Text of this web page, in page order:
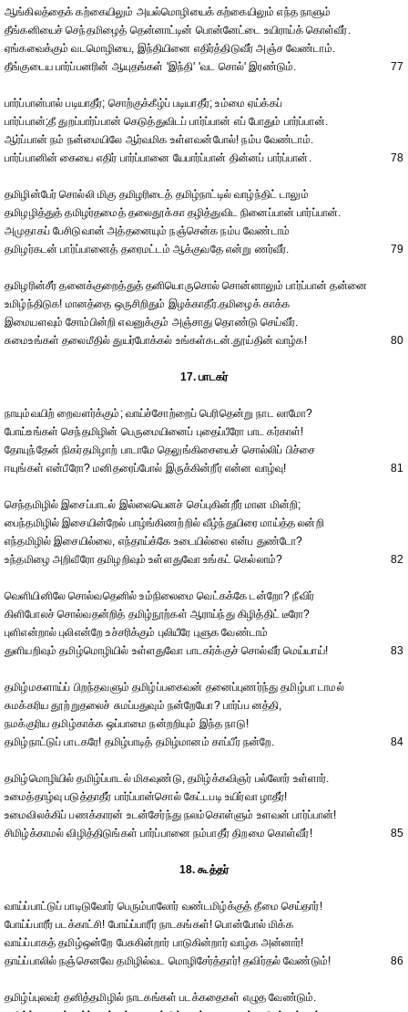
ஆங்கிலத்தைக் கற்கையிலும் அயல்மொழியைக் கற்கையிலும் எந்த நாளும்
தீங்கனியைச் செந்தமிழைத் தென்னாட்டின் பொன்னேட்டை உயிராய்க் கொள்வீர்.
ஏங்கவைக்கும் வடமொழியை, இந்தியினை எதிர்த்திடுவீர் அஞ்ச வேண்டாம்.
தீங்குடைய பார்ப்பனரின் ஆயுதங்கள் 'இந்தி' 'வட சொல்' இரண்டும்.
77
பார்ப்பான்பால் படியாதீர்; சொற்குக்கீழ்ப் படியாதீர்; உம்மை ஏய்க்கப்
பார்ப்பான்;தீ துறப்பார்ப்பான் கெடுத்துவிடப் பார்ப்பான் எப் போதும் பார்ப்பான்.
ஆர்ப்பான் நம் நன்மையிலே ஆர்வமிக உள்ளவன்போல்! நம்ப வேண்டாம்.
பார்ப்பானின் கையை எதிர் பார்ப்பானை யேபார்ப்பான் தின்னப் பார்ப்பான்.
78
தமிழின்பேர் சொல்லி மிகு தமிழரிடைத் தமிழ்நாட்டில் வாழ்ந்திட் டாலும்
தமிழழித்துத் தமிழர்தமைத் தலைதூக்கா தழித்துவிட நினைப்பான் பார்ப்பான்.
அமுதாகப் பேசிடுவான் அத்தனையும் நஞ்சென்க நம்ப வேண்டாம்
தமிழர்கடன் பார்ப்பானைத் தரைமட்டம் ஆக்குவதே என்று ணர்வீர்.
79
தமிழரின்சீர் தனைக்குறைத்துத் தனியொருசொல் சொன்னாலும் பார்ப்பான் தன்னை
உமிழ்ந்திடுக! மானத்தை ஒருசிறிதும் இழக்காதீர்.தமிழைக் காக்க
இமையளவும் சோம்பின்றி எவனுக்கும் அஞ்சாது தொண்டு செய்வீர்.
சுமைஉங்கள் தலைமீதில் துயர்போக்கல் உங்கள்கடன்.தூய்தின் வாழ்க!
80
17. பாடகர்
நாயும்வயிற் றைவளர்க்கும்; வாய்ச்சோற்றைப் பெரிதென்று நாட லாமோ?
போய்உங்கள் செந்தமிழின் பெருமையினைப் புதைப்பீரோ பாட கர்காள்!
தோயுந்தேன் நிகர்தமிழாற் பாடாமே தெலுங்கிசையைச் சொல்லிப் பிச்சை
ஈயுங்கள் என்பீரோ? மனிதரைப்போல் இருக்கின்றீர் என்ன வாழ்வு!
81
செந்தமிழில் இசைப்பாடல் இல்லையெனச் செப்புகின்றீர் மான மின்றி;
பைந்தமிழில் இசையின்றேல் பாழ்ங்கிணற்றில் வீழ்ந்துயிரை மாய்த்த லன்றி
எந்தமிழில் இசையில்லை, எந்தாய்க்கே உடையில்லை என்ப துண்டோ?
உந்தமிழை அறிவீரோ தமிழறிவும் உள்ளதுவோ உங்கட் கெல்லாம்?
82
வெளியினிலே சொல்வதெனில் உம்நிலைமை வெட்கக்கே டன்றோ? நீவிர்
கிளிபோலச் சொல்வதன்றித் தமிழ்நூற்கள் ஆராய்ந்து கிழித்திட் டீரோ?
புளிஎன்றால் புலிஎன்றே உச்சரிக்கும் புலியீரே புளுக வேண்டாம்
துளியறிவும் தமிழ்மொழியில் உள்ளதுவோ பாடகர்க்குச் சொல்வீர் மெய்யாய்!
83
தமிழ்மகளாய்ப் பிறந்தவளும் தமிழ்ப்பகைவன் தனைப்புணர்ந்து தமிழ்பா டாமல்
சுமக்கரிய தூற்றுதலைச் சுமப்பதுவும் நன்றேயோ? பார்ப்ப னத்தி,
நமக்குரிய தமிழ்காக்க ஒப்பாமை நன்றறியும் இந்த நாடு!
தமிழ்நாட்டுப் பாடகரே! தமிழ்பாடித் தமிழ்மானம் காப்பீர் நன்றே.
84
தமிழ்மொழியில் தமிழ்ப்பாடல் மிகவுண்டு, தமிழ்க்கவிஞர் பல்லோர் உள்ளார்.
உமைத்தாழ்வு படுத்தாதீர் பார்ப்பான்சொல் கேட்டபடி உயிர்வா ழாதீர்!
உமைவிலக்கிப் பணக்காரன் உடன்சேர்ந்து நலம்கொள்ளும் உளவன் பார்ப்பான்!
சிமிழ்க்காமல் விழித்திடுங்கள் பார்ப்பானை நம்பாதீர் திறமை கொள்வீர்!
85
18. கூத்தர்
வாய்ப்பாட்டுப் பாடிடுவோர் பெரும்பாலோர் வண்டமிழ்க்குத் தீமை செய்தார்!
போய்ப்பாரீர் படக்காட்சி! போய்ப்பாரீர் நாடகங்கள்! பொன்போல் மிக்க
வாய்ப்பாகத் தமிழ்ஒன்றே பேசுகின்றார் பாடுகின்றார் வாழ்க அன்னார்!
தாய்ப்பாலில் நஞ்செனவே தமிழில்வட மொழிசேர்த்தார்! தவிர்தல் வேண்டும்!
86
தமிழ்ப்புலவர் தனித்தமிழில் நாடகங்கள் படக்கதைகள் எழுத வேண்டும்.